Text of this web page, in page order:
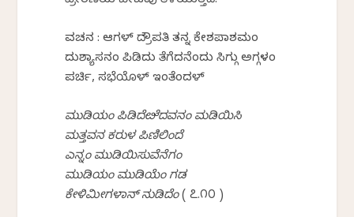
ವಚನ : ಆಗಳ್ ದ್ರೌಪತಿ ತನ್ನ ಕೇಶಪಾಶಮಂ
ದುಶ್ಯಾಸನಂ ಪಿಡಿದು ತೆಗೆದನೆಂದು ಸಿಗ್ಗು ಅಗ್ಗಳಂ
ಪರ್ಚಿ, ಸಭೆಯೊಳ್ ಇಂತೆಂದಳ್
ಮುಡಿಯಂ ಪಿಡಿದೆೞೆದವನಂ ಮಡಿಯಿಸಿ
ಮತ್ತವನ ಕರುಳ ಪಿಣಿಲಿಂದೆ
ಎನ್ನಂ ಮುಡಿಯಿಸುವೆನೆಗಂ
ಮುಡಿಯಂ ಮುಡಿಯೆಂ ಗಡ
ಕೇಳಿಮೀಗಳಾನ್ ನುಡಿದೆಂ( ೭.೧೦ )